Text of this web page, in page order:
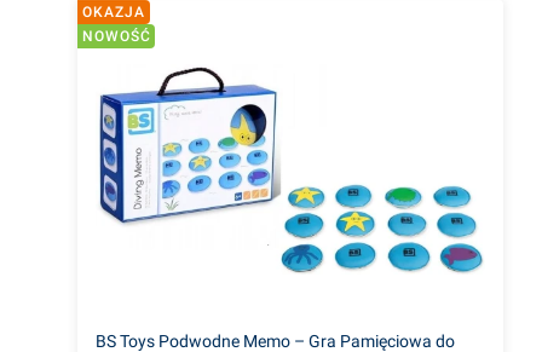
OKAZJA
NOWOŚĆ
BS Toys Podwodne Memo – Gra Pamięciowa do